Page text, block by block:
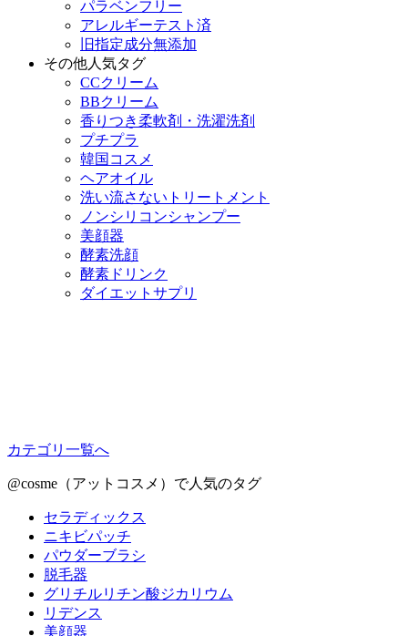
パラベンフリー
アレルギーテスト済
旧指定成分無添加
その他人気タグ
CCクリーム
BBクリーム
香りつき柔軟剤・洗濯洗剤
プチプラ
韓国コスメ
ヘアオイル
洗い流さないトリートメント
ノンシリコンシャンプー
美顔器
酵素洗顔
酵素ドリンク
ダイエットサプリ
カテゴリ一覧へ
@cosme（アットコスメ）で人気のタグ
セラディックス
ニキビパッチ
パウダーブラシ
脱毛器
グリチルリチン酸ジカリウム
リデンス
美顔器